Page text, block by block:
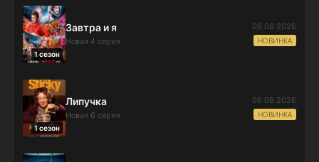
1 сезон
Завтра и я
Новая 4 серия
06.08.2026
НОВИНКА
1 сезон
Липучка
Новая 6 серия
06.08.2026
НОВИНКА